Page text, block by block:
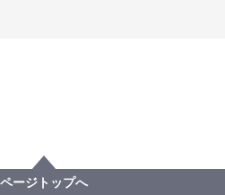
ページトップへ